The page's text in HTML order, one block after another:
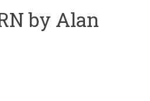
by Alan